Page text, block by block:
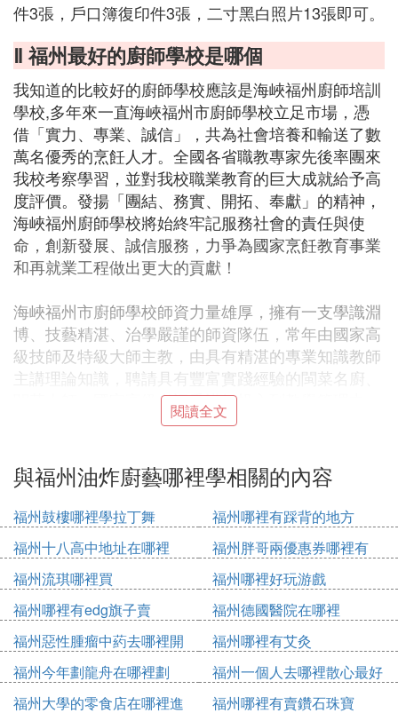
件3張，戶口簿復印件3張，二寸黑白照片13張即可。
Ⅱ 福州最好的廚師學校是哪個
我知道的比較好的廚師學校應該是海峽福州廚師培訓
學校,多年來一直海峽福州市廚師學校立足市場，憑
借「實力、專業、誠信」，共為社會培養和輸送了數
萬名優秀的烹飪人才。全國各省職教專家先後率團來
我校考察學習，並對我校職業教育的巨大成就給予高
度評價。發揚「團結、務實、開拓、奉獻」的精神，
海峽福州廚師學校將始終牢記服務社會的責任與使
命，創新發展、誠信服務，力爭為國家烹飪教育事業
和再就業工程做出更大的貢獻！
海峽福州市廚師學校師資力量雄厚，擁有一支學識淵
博、技藝精湛、治學嚴謹的師資隊伍，常年由國家高
級技師及特級大師主教，由具有精湛的專業知識教師
主講理論知識，聘請具有豐富實踐經驗的閩菜名廚、
閩菜大師、國家高級考評委講師投入到教學管理中。
學校採用半軍事化管理模式，開放式教學，「知識
學員專業全面烹飪技能的訓練，同時進行綜合素質培
訓，定期開展豐富多彩的大型文體活動，為社會培養
和輸送「雙優型」新世紀烹飪人才。學校設施完備，
擁有100多台現代化不銹鋼酒店式灶具爐台，建有國
內一流水準教學標准示範廳、現代化操作大廳、多功
能階梯教室、理論廳、實習廳、示範廳、電教廳、刀
工練習廳、翻鍋練習廳及切配、熱菜、冷拼、雕刻、
面點等各類實習大廳及廚藝展示廳。就業網路體系遍
布全國，為學員就業提供可靠的保障，保證學員10
0%三星級酒店高薪就業。
閱讀全文
與福州油炸廚藝哪裡學相關的內容
福州鼓樓哪裡學拉丁舞
福州哪裡有踩背的地方
福州十八高中地址在哪裡
福州胖哥兩優惠券哪裡有
福州流琪哪裡買
福州哪裡好玩游戲
福州哪裡有edg旗子賣
福州德國醫院在哪裡
福州惡性腫瘤中葯去哪裡開
福州哪裡有艾灸
福州今年劃龍舟在哪裡劃
福州一個人去哪裡散心最好
福州大學的零食店在哪裡進
福州哪裡有賣鑽石珠寶